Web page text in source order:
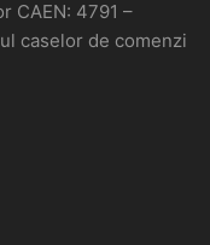
CAEN: 4791 –
caselor de comenzi